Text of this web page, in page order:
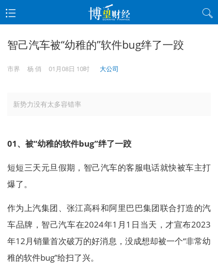
智己汽车被“幼稚的”软件bug绊了一跤
市界 杨 俏 01月08日 10时 大公司
新势力没有太多容错率
01、被“幼稚的软件bug”绊了一跤
短短三天元旦假期，智己汽车的客服电话就快被车主打
爆了。
作为上汽集团、张江高科和阿里巴巴集团联合打造的汽
车品牌，智己汽车在2024年1月1日当天，才宣布2023
年12月销量首次破万的好消息，没成想却被一个“非常幼
稚的软件bug”给扫了兴。